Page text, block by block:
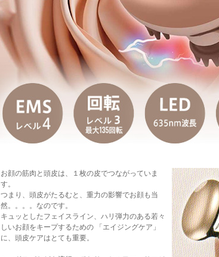
お顔の筋肉と頭皮は、１枚の皮でつながっていま
す。
つまり、頭皮がたるむと、重力の影響でお顔も当
然。。。。なのです。
キュッとしたフェイスライン、ハリ弾力のある若々
しいお顔をキープするための 「エイジングケア」
に、頭皮ケアはとても重要。